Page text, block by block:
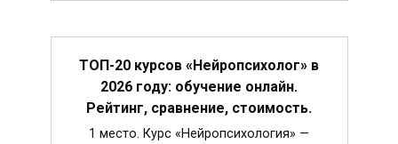
ТОП-20 курсов «Нейропсихолог» в
2026 году: обучение онлайн.
Рейтинг, сравнение, стоимость.
1 место. Курс «Нейропсихология» —